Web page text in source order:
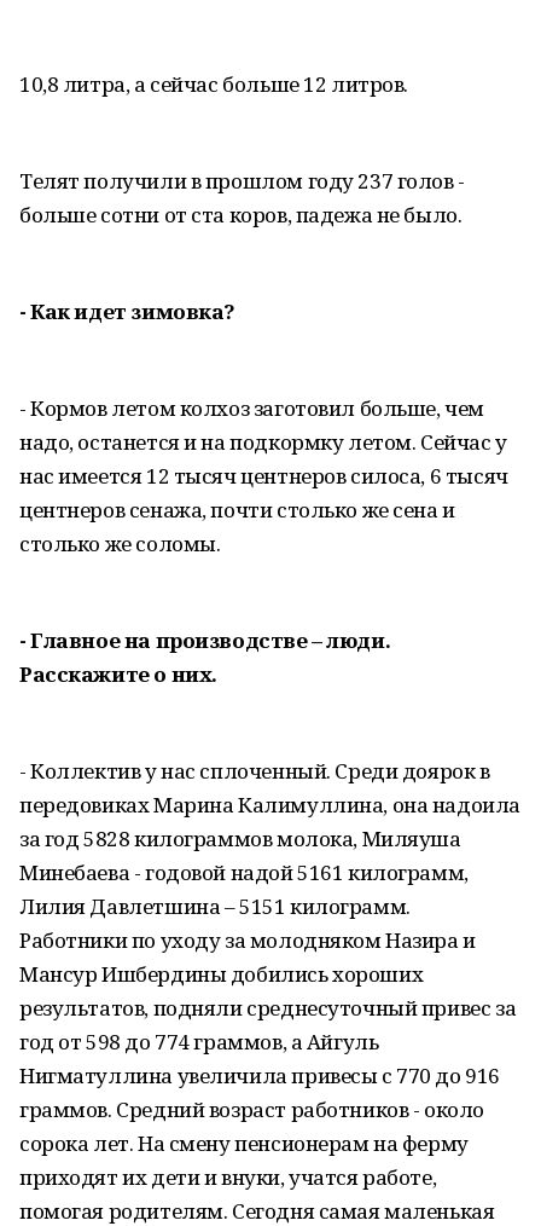
10,8 литра, а сейчас больше 12 литров.
Телят получили в прошлом году 237 голов -
больше сотни от ста коров, падежа не было.
- Как идет зимовка?
- Кормов летом колхоз заготовил больше, чем
надо, останется и на подкормку летом. Сейчас у
нас имеется 12 тысяч центнеров силоса, 6 тысяч
центнеров сенажа, почти столько же сена и
столько же соломы.
- Главное на производстве – люди.
Расскажите о них.
- Коллектив у нас сплоченный. Среди доярок в
передовиках Марина Калимуллина, она надоила
за год 5828 килограммов молока, Миляуша
Минебаева - годовой надой 5161 килограмм,
Лилия Давлетшина – 5151 килограмм.
Работники по уходу за молодняком Назира и
Мансур Ишбердины добились хороших
результатов, подняли среднесуточный привес за
год от 598 до 774 граммов, а Айгуль
Нигматуллина увеличила привесы с 770 до 916
граммов. Средний возраст работников - около
сорока лет. На смену пенсионерам на ферму
приходят их дети и внуки, учатся работе,
помогая родителям. Сегодня самая маленькая